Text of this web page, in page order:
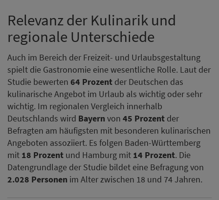
Relevanz der Kulinarik und
regionale Unterschiede
Auch im Bereich der Freizeit- und Urlaubsgestaltung
spielt die Gastronomie eine wesentliche Rolle. Laut der
Studie bewerten 64 Prozent der Deutschen das
kulinarische Angebot im Urlaub als wichtig oder sehr
wichtig. Im regionalen Vergleich innerhalb
Deutschlands wird Bayern von 45 Prozent der
Befragten am häufigsten mit besonderen kulinarischen
Angeboten assoziiert. Es folgen Baden-Württemberg
mit 18 Prozent und Hamburg mit 14 Prozent. Die
Datengrundlage der Studie bildet eine Befragung von
2.028 Personen im Alter zwischen 18 und 74 Jahren.